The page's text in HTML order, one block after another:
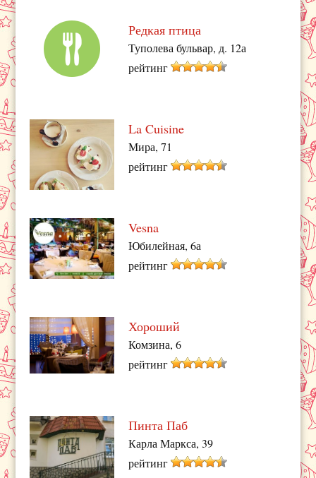
Редкая птица
Туполева бульвар, д. 12а
рейтинг
La Cuisine
Мира, 71
рейтинг
Vesna
Юбилейная, 6а
рейтинг
Хороший
Комзина, 6
рейтинг
Пинта Паб
Карла Маркса, 39
рейтинг